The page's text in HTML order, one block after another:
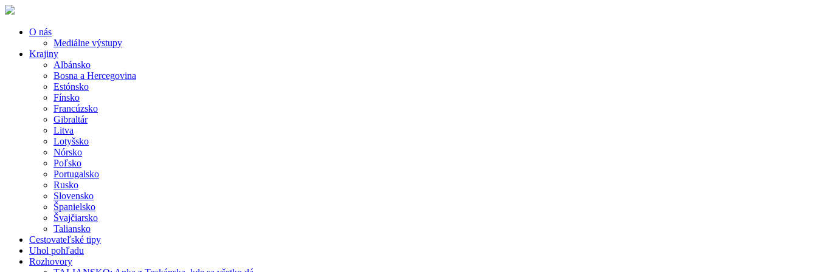
O nás
Mediálne výstupy
Krajiny
Albánsko
Bosna a Hercegovina
Estónsko
Fínsko
Francúzsko
Gibraltár
Litva
Lotyšsko
Nórsko
Poľsko
Portugalsko
Rusko
Slovensko
Španielsko
Švajčiarsko
Taliansko
Cestovateľské tipy
Uhol pohľadu
Rozhovory